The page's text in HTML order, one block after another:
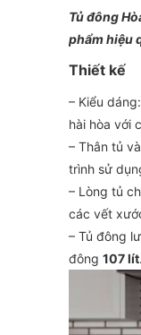
Tủ đông
phẩm hiệu
Thiết kế
– Kiểu
hài hòa với
– Thân tủ
trình sử
– Lòng tủ
các vết
– Tủ đông
đông 107 lít.